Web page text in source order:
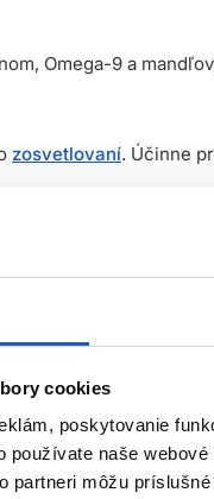
cookies
poskytovanie
používate naše
partneri môžu
Omega-9 a
zosvetlovaní. Účinne
na vlasy sú
vďaka čomu vlasy
farby v porovnaní s
špeciálny systém